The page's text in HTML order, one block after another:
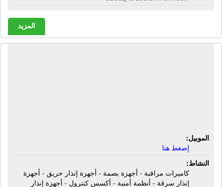
المزيد
الموبيل:
إضغط هنا
النشاط:
كاميرات مراقبة - أجهزة بصمة - أجهزة إنذار حريق - أجهزة
إنذار سرقة - أنظمة أمنية - أكسس كنترول - أجهزة إنذار